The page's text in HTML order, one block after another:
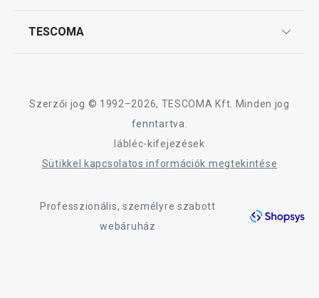
Reklamáció és termékvisszaküldés
TESCOMA
Adatkezelési Tájékoztató
Szerzői jog © 1992–2026, TESCOMA Kft. Minden jog
fenntartva.
lábléc-kifejezések
Sütikkel kapcsolatos információk megtekintése
Professzionális, személyre szabott
webáruház